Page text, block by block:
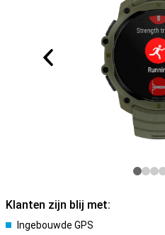
Klanten zijn blij met:
Ingebouwde GPS